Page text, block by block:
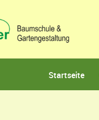
Startseite